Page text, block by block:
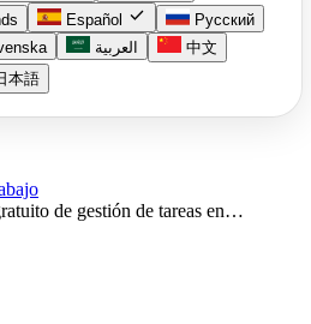
Español check
Русский
العربية
中文
本語
de gestión de tareas en…